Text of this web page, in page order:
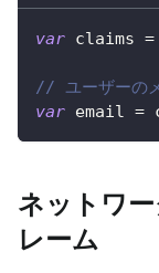
var claims =
// ユーザーの
var email =
ネットワ
レーム